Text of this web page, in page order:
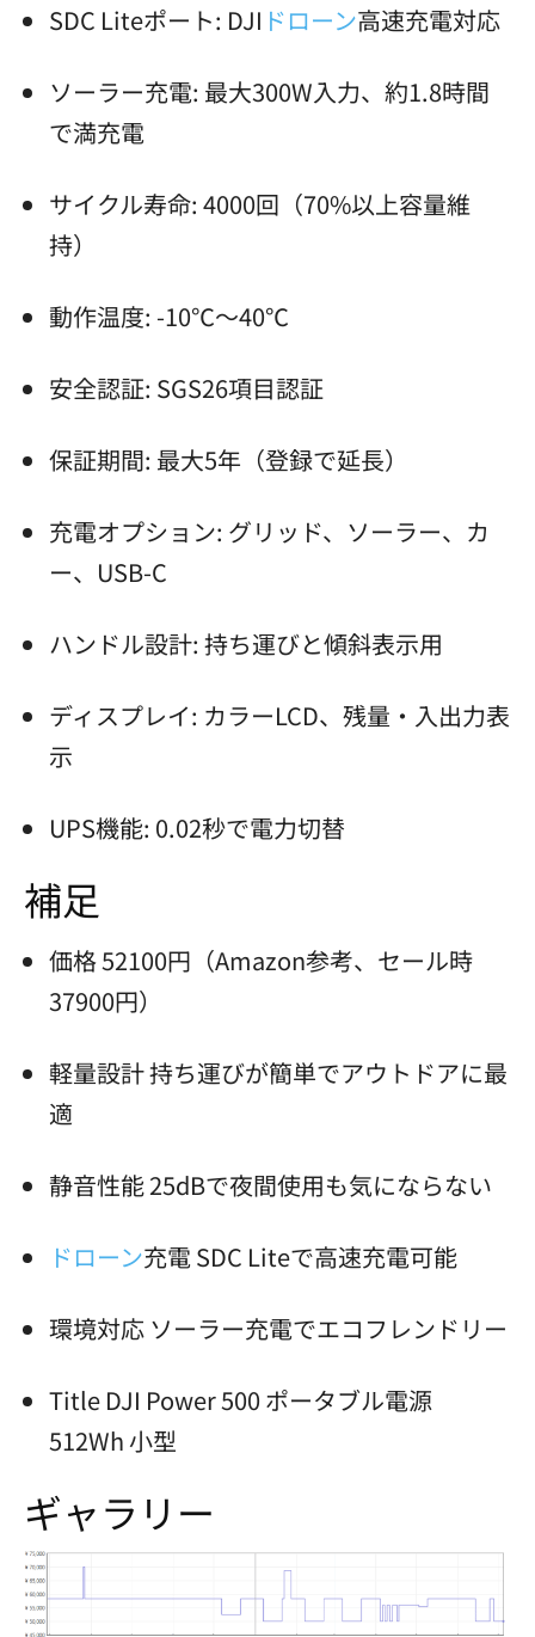
SDC Liteポート: DJI ドローン高速充電対応
ソーラー充電: 最大300W入力、約1.8時間
で満充電
サイクル寿命: 4000回（70%以上容量維
持）
動作温度: -10℃～40℃
安全認証: SGS26項目認証
保証期間: 最大5年（登録で延長）
充電オプション: グリッド、ソーラー、カ
ー、USB-C
ハンドル設計: 持ち運びと傾斜表示用
ディスプレイ: カラーLCD、残量・入出力表
示
UPS機能: 0.02秒で電力切替
補足
価格 52100円（Amazon参考、セール時
37900円）
軽量設計 持ち運びが簡単でアウトドアに最
適
静音性能 25dBで夜間使用も気にならない
ドローン充電 SDC Liteで高速充電可能
環境対応 ソーラー充電でエコフレンドリー
Title DJI Power 500 ポータブル電源
512Wh 小型
ギャラリー